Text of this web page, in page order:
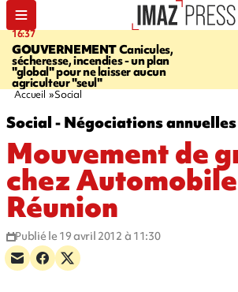
16:37
GOUVERNEMENTCanicules,
sécheresse, incendies - un plan
"global" pour ne laisser aucun
agriculteur "seul"
Accueil Social
Social - Négociations
Mouvement de
chez
Réunion
Publié le 19 avril 2012 à 11:30